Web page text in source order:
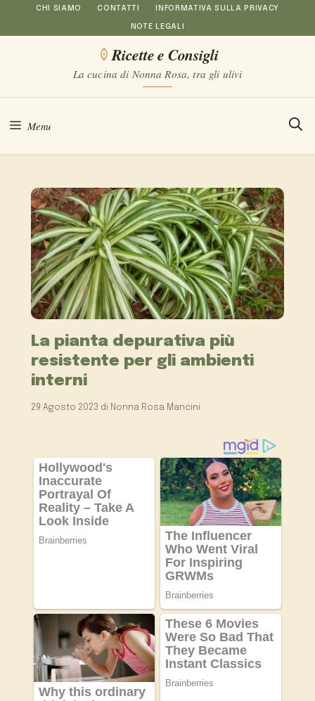
al
CHI SIAMO CONTATTI INFORMATIVA SULLA PRIVACY
NOTE LEGALI
Ricette e Consigli
La cucina di Nonna Rosa, tra gli ulivi
Menu
La pianta depurativa più
resistente per gli ambienti
interni
29 Agosto 2023 di Nonna Rosa Mancini